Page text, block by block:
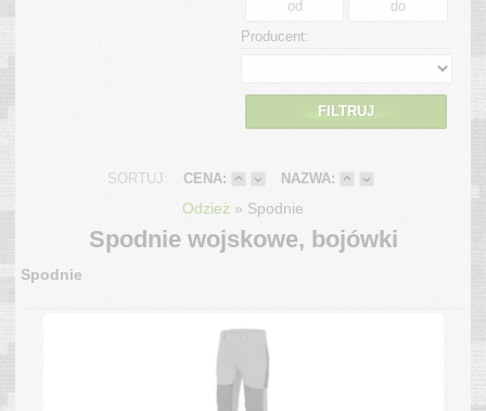
Producent:
FILTRUJ
SORTUJ: CENA: NAZWA:
Odzież » Spodnie
Spodnie wojskowe, bojówki
Spodnie